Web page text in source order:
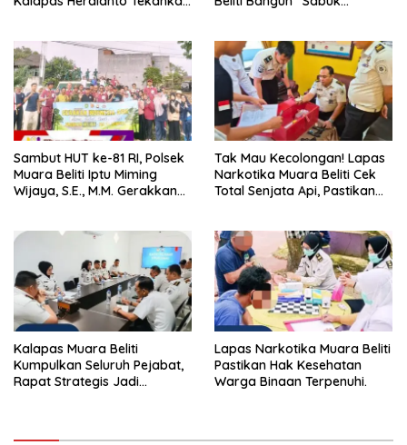
Sambut HUT ke-81 RI, Polsek
Muara Beliti Iptu Miming
Wijaya, S.E., M.M. Gerakkan
Tak Mau Kecolongan! Lapas
Narkotika Muara Beliti Cek
Total Senjata Api, Pastikan
Kalapas Muara Beliti
Kumpulkan Seluruh Pejabat,
Rapat Strategis Jadi
Lapas Narkotika Muara Beliti
Pastikan Hak Kesehatan
Warga Binaan Terpenuhi.